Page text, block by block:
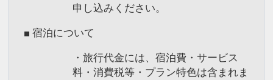
申し込みください。
■ 宿泊について
・旅行代金には、宿泊費・サービス
料・消費税等・プラン特色は含まれま